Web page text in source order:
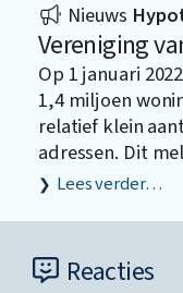
Nieuws
Vereniging
Op 1 januari
1,4 miljoen
relatief klein
adressen. Dit
Lees verder…
Reacties